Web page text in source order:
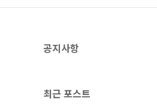
공지사항
최근 포스트